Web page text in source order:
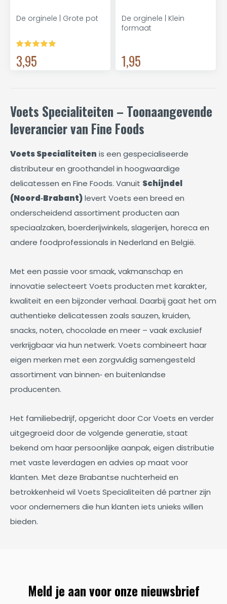
De orginele | Grote pot
3,95
De orginele | Klein
formaat
1,95
Voets Specialiteiten – Toonaangevende
leverancier van Fine Foods
Voets Specialiteiten is een gespecialiseerde
distributeur en groothandel in hoogwaardige
delicatessen en Fine Foods. Vanuit Schijndel
(Noord‑Brabant)levert Voets een breed en
onderscheidend assortiment producten aan
speciaalzaken, boerderijwinkels, slagerijen, horeca en
andere foodprofessionals in Nederland en België.
Met een passie voor smaak, vakmanschap en
innovatie selecteert Voets producten met karakter,
kwaliteit en een bijzonder verhaal. Daarbij gaat het om
authentieke delicatessen zoals sauzen, kruiden,
snacks, noten, chocolade en meer – vaak exclusief
verkrijgbaar via hun netwerk. Voets combineert haar
eigen merken met een zorgvuldig samengesteld
assortiment van binnen‑ en buitenlandse
producenten.
Het familiebedrijf, opgericht door Cor Voets en verder
uitgegroeid door de volgende generatie, staat
bekend om haar persoonlijke aanpak, eigen distributie
met vaste leverdagen en advies op maat voor
klanten. Met deze Brabantse nuchterheid en
betrokkenheid wil Voets Specialiteiten dé partner zijn
voor ondernemers die hun klanten iets unieks willen
bieden.
Meld je aan voor onze nieuwsbrief